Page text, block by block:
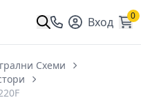
Вход 0
Схеми